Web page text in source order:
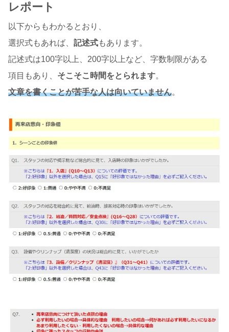
レポート
以下からもわかるとおり、
選択式もあれば、 記述式もあります。
記述式は100字以上、200字以上など、字数制限がある
項目もあり、 そこそこ時間をとられます。
文章を書くことが苦手な人は向いていません。